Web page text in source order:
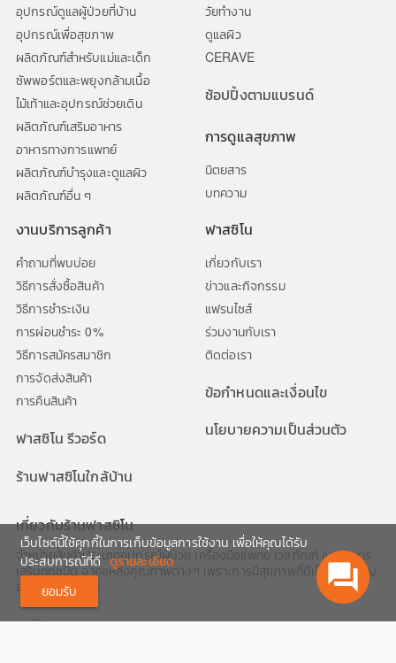
อุปกรณ์ดูแลผู้ป่วยที่บ้าน
อุปกรณ์เพื่อสุขภาพ
ผลิตภัณฑ์สำหรับแม่และเด็ก
ซัพพอร์ตและพยุงกล้ามเนื้อ
ไม้เท้าและอุปกรณ์ช่วยเดิน
ผลิตภัณฑ์เสริมอาหาร
อาหารทางการแพทย์
ผลิตภัณฑ์บำรุงและดูแลผิว
ผลิตภัณฑ์อื่น ๆ
วัยทำงาน
ดูแลผิว
CERAVE
ช้อปปิ้งตามแบรนด์
การดูแลสุขภาพ
นิตยสาร
บทความ
งานบริการลูกค้า
คำถามที่พบบ่อย
วิธีการสั่งซื้อสินค้า
วิธีการชำระเงิน
การผ่อนชำระ 0%
วิธีการสมัครสมาชิก
การจัดส่งสินค้า
การคืนสินค้า
ฟาสซิโน รีวอร์ด
ร้านฟาสซิโนใกล้บ้าน
ฟาสซิโน
เกี่ยวกับเรา
ข่าวและกิจกรรม
แฟรนไซส์
ร่วมงานกับเรา
ติดต่อเรา
ข้อกำหนดและเงื่อนไข
นโยบายความเป็นส่วนตัว
เกี่ยวกับร้านฟาสซิโน
จำหน่ายสินค้าประเภทอุปกรณ์ผู้ป่วย เครื่องมือแพทย์ เวชภัณฑ์ และอาหาร
เสริมทุกชนิด จากแหล่งคุณภาพต่างๆ เพราะการมีสุขภาพที่ดีเป็นสิ่งสำคัญ
สำหรับทุกช่วงวัย
question_answer
เว็บไซต์นี้ใช้คุกกี้ในการเก็บข้อมูลการใช้งาน เพื่อให้คุณได้รับ
ประสบการณ์ที่ดี ดูรายละเอียด
ยอมรับ